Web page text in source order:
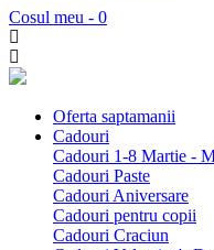
Cosul meu - 0
Oferta saptamanii
Cadouri
Cadouri 1-8 Martie -
Cadouri Paste
Cadouri Aniversare
Cadouri pentru copii
Cadouri Craciun